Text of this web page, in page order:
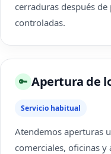
cerraduras después
controladas.
🔑 Apertura de
Servicio habitual
Atendemos aperturas
comerciales, oficinas y